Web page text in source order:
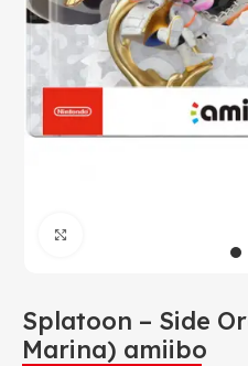
Splatoon – Side
Marina) amiibo